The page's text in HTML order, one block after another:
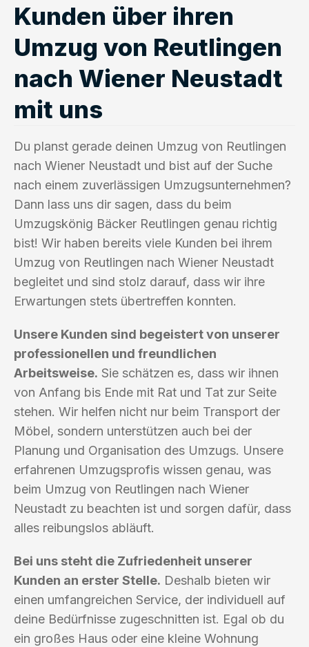
Kunden über ihren
Umzug von Reutlingen
nach Wiener Neustadt
mit uns
Du planst gerade deinen Umzug von Reutlingen
nach Wiener Neustadt und bist auf der Suche
nach einem zuverlässigen Umzugsunternehmen?
Dann lass uns dir sagen, dass du beim
Umzugskönig Bäcker Reutlingen genau richtig
bist! Wir haben bereits viele Kunden bei ihrem
Umzug von Reutlingen nach Wiener Neustadt
begleitet und sind stolz darauf, dass wir ihre
Erwartungen stets übertreffen konnten.
Unsere Kunden sind begeistert von unserer
professionellen und freundlichen
Arbeitsweise. Sie schätzen es, dass wir ihnen
von Anfang bis Ende mit Rat und Tat zur Seite
stehen. Wir helfen nicht nur beim Transport der
Möbel, sondern unterstützen auch bei der
Planung und Organisation des Umzugs. Unsere
erfahrenen Umzugsprofis wissen genau, was
beim Umzug von Reutlingen nach Wiener
Neustadt zu beachten ist und sorgen dafür, dass
alles reibungslos abläuft.
Bei uns steht die Zufriedenheit unserer
Kunden an erster Stelle. Deshalb bieten wir
einen umfangreichen Service, der individuell auf
deine Bedürfnisse zugeschnitten ist. Egal ob du
ein großes Haus oder eine kleine Wohnung